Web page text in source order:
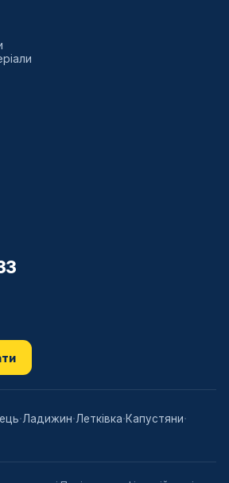
·Ладижин·Летківка·Капустяни·